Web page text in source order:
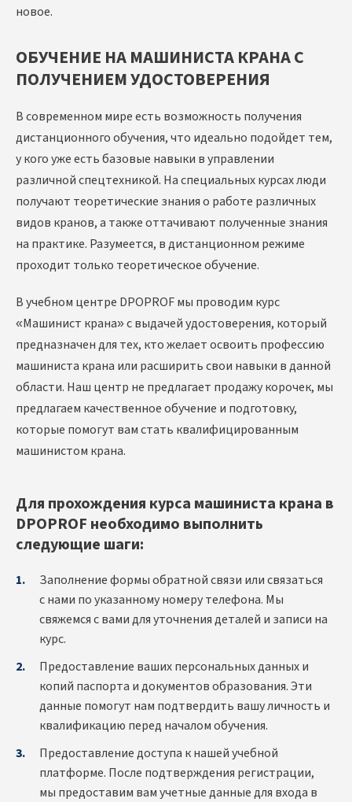
новое.
ОБУЧЕНИЕ НА МАШИНИСТА КРАНА С
ПОЛУЧЕНИЕМ УДОСТОВЕРЕНИЯ
В современном мире есть возможность получения
дистанционного обучения, что идеально подойдет тем,
у кого уже есть базовые навыки в управлении
различной спецтехникой. На специальных курсах люди
получают теоретические знания о работе различных
видов кранов, а также оттачивают полученные знания
на практике. Разумеется, в дистанционном режиме
проходит только теоретическое обучение.
В учебном центре DPOPROF мы проводим курс
«Машинист крана» с выдачей удостоверения, который
предназначен для тех, кто желает освоить профессию
машиниста крана или расширить свои навыки в данной
области. Наш центр не предлагает продажу корочек, мы
предлагаем качественное обучение и подготовку,
которые помогут вам стать квалифицированным
машинистом крана.
Для прохождения курса машиниста крана в
DPOPROF необходимо выполнить
следующие шаги:
Заполнение формы обратной связи или связаться
с нами по указанному номеру телефона. Мы
свяжемся с вами для уточнения деталей и записи на
курс.
Предоставление ваших персональных данных и
копий паспорта и документов образования. Эти
данные помогут нам подтвердить вашу личность и
квалификацию перед началом обучения.
Предоставление доступа к нашей учебной
платформе. После подтверждения регистрации,
мы предоставим вам учетные данные для входа в